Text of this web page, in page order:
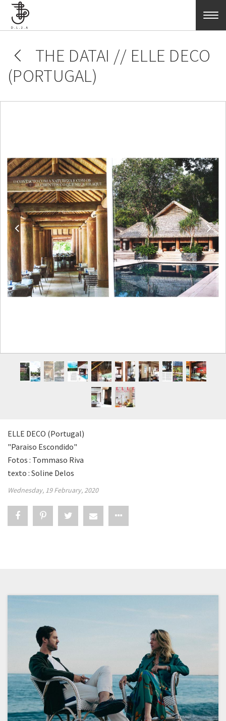
Skip to main content
THE DATAI // ELLE DECO
(PORTUGAL)
ELLE DECO (Portugal)
"Paraiso Escondido"
Fotos : Tommaso Riva
texto : Soline Delos
Wednesday, 19 February, 2020